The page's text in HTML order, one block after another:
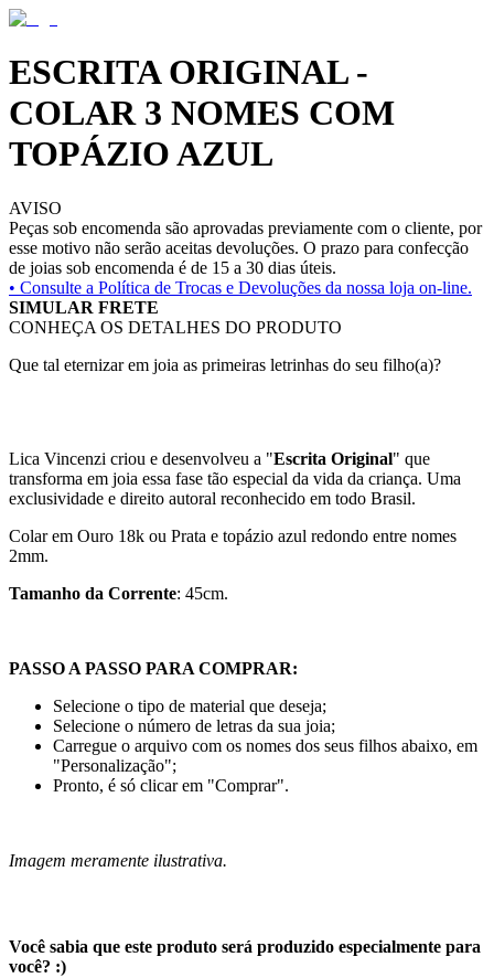
ESCRITA ORIGINAL -
COLAR 3 NOMES COM
TOPÁZIO AZUL
AVISO
Peças sob encomenda são aprovadas previamente com o cliente, por
esse motivo não serão aceitas devoluções. O prazo para confecção
de joias sob encomenda é de 15 a 30 dias úteis.
• Consulte a Política de Trocas e Devoluções da nossa loja on-line.
SIMULAR FRETE
CONHEÇA OS DETALHES DO PRODUTO
Que tal eternizar em joia as primeiras letrinhas do seu filho(a)?
Lica Vincenzi criou e desenvolveu a "Escrita Original" que
transforma em joia essa fase tão especial da vida da criança. Uma
exclusividade e direito autoral reconhecido em todo Brasil.
Colar em Ouro 18k ou Prata e topázio azul redondo entre nomes
2mm.
Tamanho da Corrente: 45cm.
PASSO A PASSO PARA COMPRAR:
Selecione o tipo de material que deseja;
Selecione o número de letras da sua joia;
Carregue o arquivo com os nomes dos seus filhos abaixo, em
"Personalização";
Pronto, é só clicar em "Comprar".
Imagem meramente ilustrativa.
Você sabia que este produto será produzido especialmente para
você? :)